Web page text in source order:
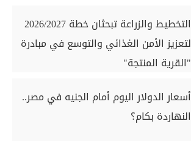
التخطيط والزراعة تبحثان خطة 2026/2027
لتعزيز الأمن الغذائي والتوسع في مبادرة
"القرية المنتجة"
أسعار الدولار اليوم أمام الجنيه في مصر..
النهاردة بكام؟